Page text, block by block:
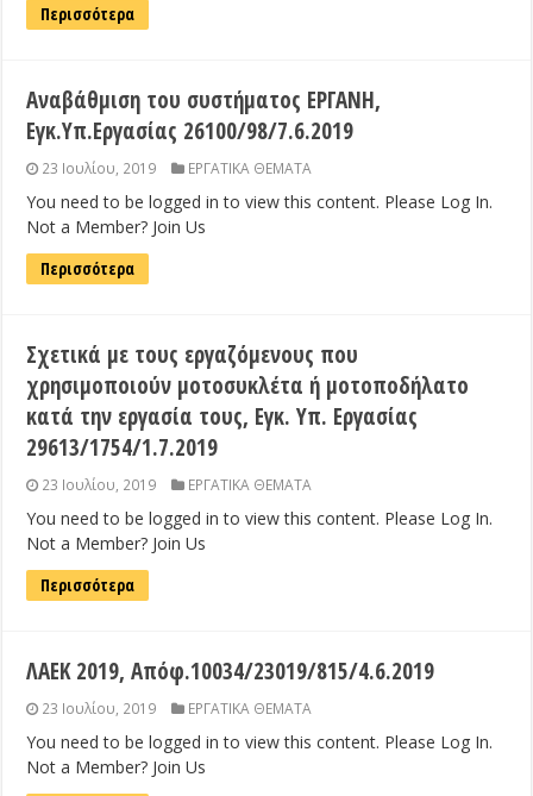
Περισσότερα
Αναβάθμιση του συστήματος ΕΡΓΑΝΗ,
Εγκ.Υπ.Εργασίας 26100/98/7.6.2019
23 Ιουλίου, 2019 ΕΡΓΑΤΙΚΑ ΘΕΜΑΤΑ
You need to be logged in to view this content. Please Log In.
Not a Member? Join Us
Περισσότερα
Σχετικά με τους εργαζόμενους που
χρησιμοποιούν μοτοσυκλέτα ή μοτοποδήλατο
κατά την εργασία τους, Εγκ. Υπ. Εργασίας
29613/1754/1.7.2019
23 Ιουλίου, 2019 ΕΡΓΑΤΙΚΑ ΘΕΜΑΤΑ
You need to be logged in to view this content. Please Log In.
Not a Member? Join Us
Περισσότερα
ΛΑΕΚ 2019, Απόφ.10034/23019/815/4.6.2019
23 Ιουλίου, 2019 ΕΡΓΑΤΙΚΑ ΘΕΜΑΤΑ
You need to be logged in to view this content. Please Log In.
Not a Member? Join Us